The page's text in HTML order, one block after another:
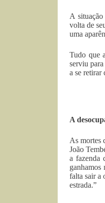
A
volta de
uma
Tudo que
serviu
a se retirar
A
As mortes
João
a fazenda
ganhamos
falta sair a
estrada.”